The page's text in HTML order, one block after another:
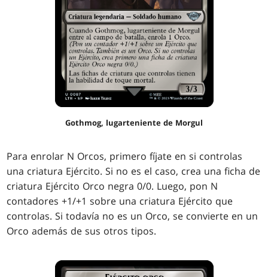
Gothmog, lugarteniente de Morgul
Para enrolar N Orcos, primero fíjate en si controlas
una criatura Ejército. Si no es el caso, crea una ficha de
criatura Ejército Orco negra 0/0. Luego, pon N
contadores +1/+1 sobre una criatura Ejército que
controlas. Si todavía no es un Orco, se convierte en un
Orco además de sus otros tipos.